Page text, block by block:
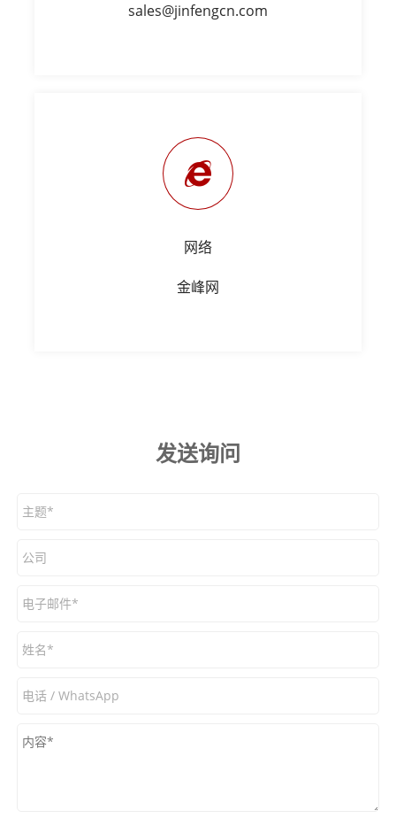
sales@jinfengcn.com
网络
金峰网
发送询问